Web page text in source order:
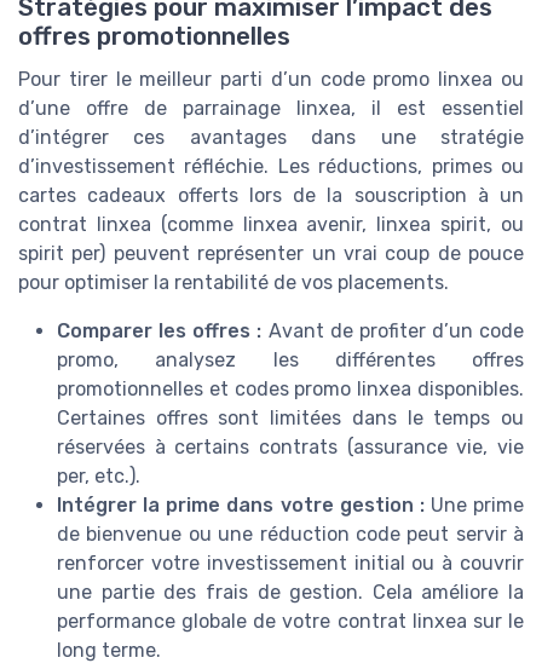
Stratégies pour maximiser l’impact des
offres promotionnelles
Pour tirer le meilleur parti d’un code promo linxea ou
d’une offre de parrainage linxea, il est essentiel
d’intégrer ces avantages dans une stratégie
d’investissement réfléchie. Les réductions, primes ou
cartes cadeaux offerts lors de la souscription à un
contrat linxea (comme linxea avenir, linxea spirit, ou
spirit per) peuvent représenter un vrai coup de pouce
pour optimiser la rentabilité de vos placements.
Comparer les offres : Avant de profiter d’un code
promo, analysez les différentes offres
promotionnelles et codes promo linxea disponibles.
Certaines offres sont limitées dans le temps ou
réservées à certains contrats (assurance vie, vie
per, etc.).
Intégrer la prime dans votre gestion :Une prime
de bienvenue ou une réduction code peut servir à
renforcer votre investissement initial ou à couvrir
une partie des frais de gestion. Cela améliore la
performance globale de votre contrat linxea sur le
long terme.